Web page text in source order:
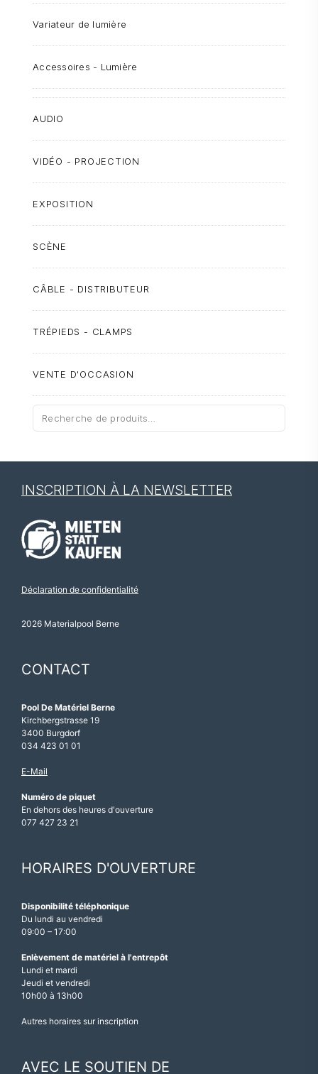
Variateur de lumière
Accessoires - Lumière
AUDIO
VIDÉO - PROJECTION
EXPOSITION
SCÈNE
CÂBLE - DISTRIBUTEUR
TRÉPIEDS - CLAMPS
VENTE D'OCCASION
Recherche
pour :
INSCRIPTION À LA NEWSLETTER
Déclaration de confidentialité
2026 Materialpool Berne
CONTACT
Pool De Matériel Berne
Kirchbergstrasse 19
3400 Burgdorf
034 423 01 01
E-Mail
Numéro de piquet
En dehors des heures d'ouverture
077 427 23 21
HORAIRES D'OUVERTURE
Disponibilité téléphonique
Du lundi au vendredi
09:00 – 17:00
Enlèvement de matériel à l'entrepôt
Lundi et mardi
Jeudi et vendredi
10h00 à 13h00
Autres horaires sur inscription
AVEC LE SOUTIEN DE